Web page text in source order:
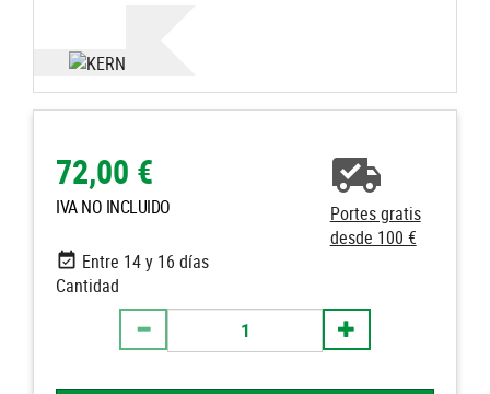
72,00 €
IVA NO INCLUIDO
Portes gratis
desde 100 €
Entre 14 y 16 días
Cantidad